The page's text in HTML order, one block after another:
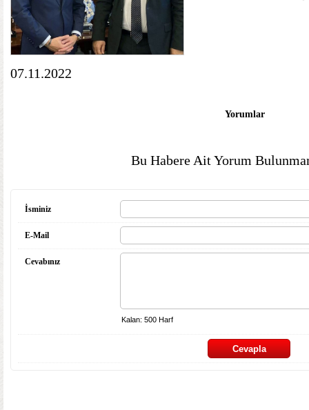
07.11.2022
Yorumlar
Bu Habere Ait Yorum
İsminiz
E-Mail
Cevabınız